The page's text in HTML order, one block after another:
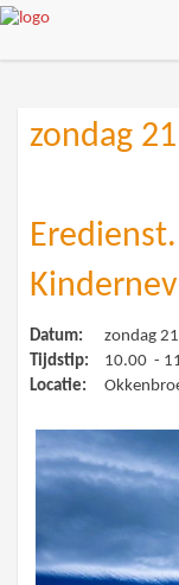
zondag
Datum:
zondag
Tijdstip:
10.00 -
Locatie: